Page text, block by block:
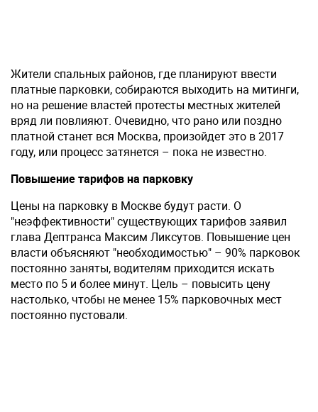
Жители спальных районов, где планируют ввести
платные парковки, собираются выходить на митинги,
но на решение властей протесты местных жителей
вряд ли повлияют. Очевидно, что рано или поздно
платной станет вся Москва, произойдет это в 2017
году, или процесс затянется – пока не известно.
Повышение тарифов на парковку
Цены на парковку в Москве будут расти. О
"неэффективности" существующих тарифов заявил
глава Дептранса Максим Ликсутов. Повышение цен
власти объясняют "необходимостью" – 90% парковок
постоянно заняты, водителям приходится искать
место по 5 и более минут. Цель – повысить цену
настолько, чтобы не менее 15% парковочных мест
постоянно пустовали.